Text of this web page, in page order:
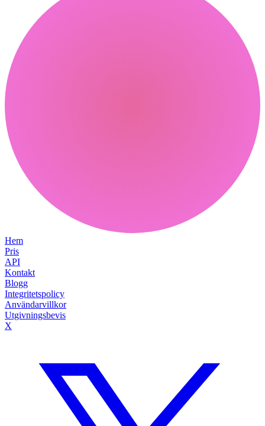
Hem
Pris
API
Kontakt
Blogg
Integritetspolicy
Användarvillkor
Utgivningsbevis
X